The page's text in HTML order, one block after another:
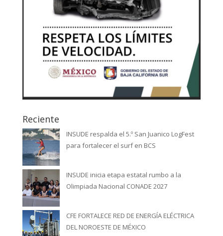
Reciente
INSUDE respalda el 5.º San Juanico LogFest
para fortalecer el surf en BCS
INSUDE inicia etapa estatal rumbo a la
Olimpiada Nacional CONADE 2027
CFE FORTALECE RED DE ENERGÍA ELÉCTRICA
DEL NOROESTE DE MÉXICO